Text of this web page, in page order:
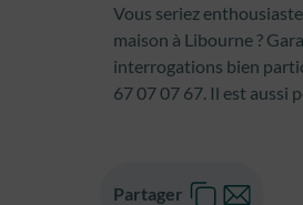
Vous seriez
maison à Libourne ?
interrogations bien
67 07 07 67. Il est aussi
Partager